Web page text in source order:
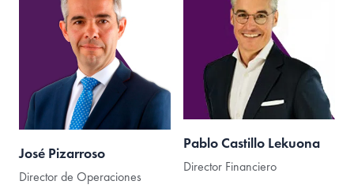
José Pizarroso
Director de Operaciones
Pablo Castillo Lekuona
Director Financiero